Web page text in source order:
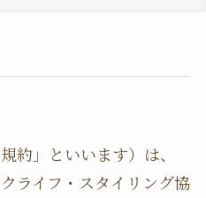
約」といいます）は、
ライフ・スタイリング協